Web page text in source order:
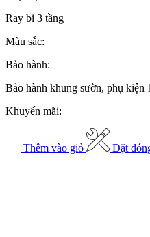
Ray bi 3 tầng
Màu sắc:
Bảo hành:
Bảo hành khung sườn, phụ kiện
Khuyến mãi:
Thêm vào giỏ Đặt